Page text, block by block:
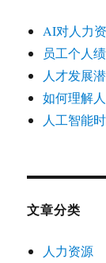
AI对人力
员工个人
人才发展
如何理解
人工智能
文章分类
人力资源